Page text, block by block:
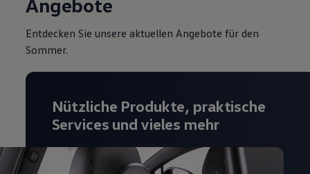
Angebote
Entdecken Sie unsere aktuellen Angebote für den
Sommer.
Nützliche Produkte, praktische
Services und vieles mehr